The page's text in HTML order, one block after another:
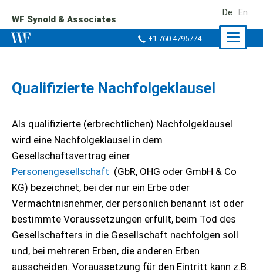
WF Synold & Associates
+1 760 4795774
De En
Qualifizierte Nachfolgeklausel
Als qualifizierte (erbrechtlichen) Nachfolgeklausel
wird eine Nachfolgeklausel in dem
Gesellschaftsvertrag einer
Personengesellschaft (GbR, OHG oder GmbH & Co
KG) bezeichnet, bei der nur ein Erbe oder
Vermächtnisnehmer, der persönlich benannt ist oder
bestimmte Voraussetzungen erfüllt, beim Tod des
Gesellschafters in die Gesellschaft nachfolgen soll
und, bei mehreren Erben, die anderen Erben
ausscheiden. Voraussetzung für den Eintritt kann z.B.